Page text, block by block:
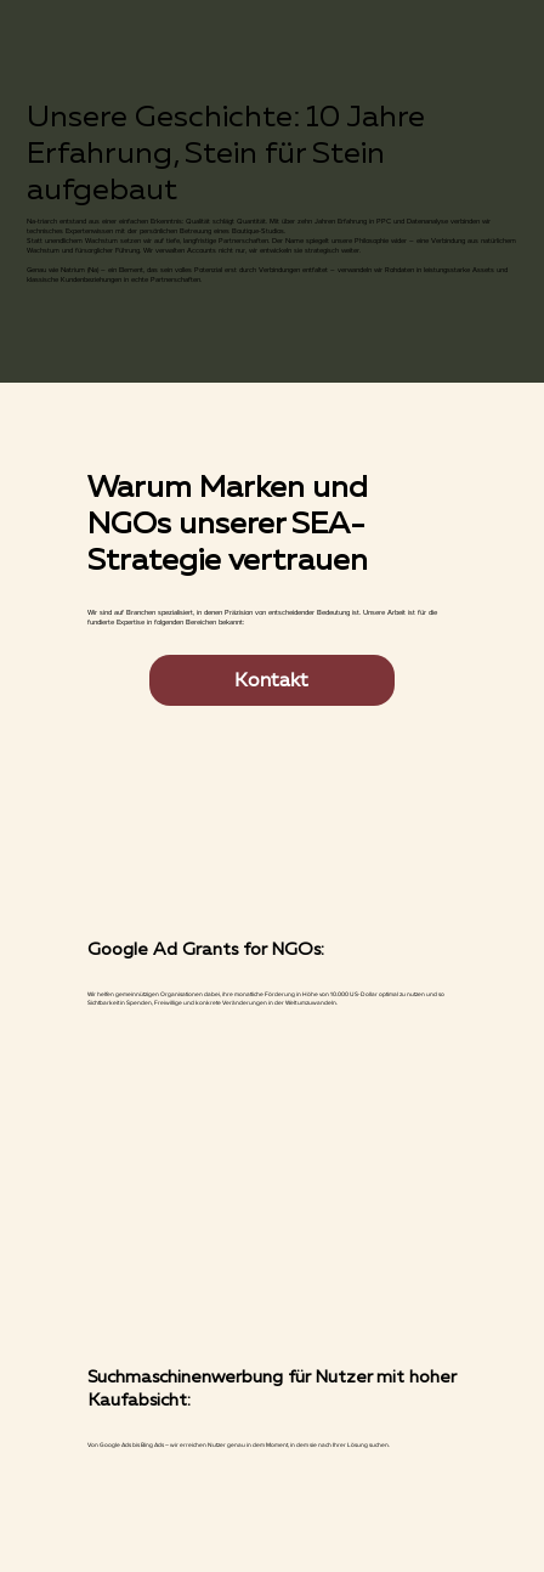
Unsere Geschichte: 10 Jahre
Erfahrung, Stein für Stein
aufgebaut
Na-triarch entstand aus einer einfachen Erkenntnis: Qualität schlägt Quantität. Mit über zehn Jahren Erfahrung in PPC und Datenanalyse verbinden wir
technisches Expertenwissen mit der persönlichen Betreuung eines Boutique-Studios.
Statt unendlichem Wachstum setzen wir auf tiefe, langfristige Partnerschaften. Der Name spiegelt unsere Philosophie wider – eine Verbindung aus natürlichem
Wachstum und fürsorglicher Führung. Wir verwalten Accounts nicht nur, wir entwickeln sie strategisch weiter.
Genau wie Natrium (Na) – ein Element, das sein volles Potenzial erst durch Verbindungen entfaltet – verwandeln wir Rohdaten in leistungsstarke Assets und
klassische Kundenbeziehungen in echte Partnerschaften.
Warum Marken und
NGOs unserer SEA-
Strategie vertrauen
Wir sind auf Branchen spezialisiert, in denen Präzision von entscheidender Bedeutung ist. Unsere Arbeit ist für die
fundierte Expertise in folgenden Bereichen bekannt:
Kontakt
Google Ad Grants for NGOs:
Wir helfen gemeinnützigen Organisationen dabei, ihre monatliche Förderung in Höhe von 10.000 US-Dollar optimal zu nutzen und so
Sichtbarkeit in Spenden, Freiwillige und konkrete Veränderungen in der Welt umzuwandeln.
Suchmaschinenwerbung für Nutzer mit hoher
Kaufabsicht:
Von Google Ads bis Bing Ads – wir erreichen Nutzer genau in dem Moment, in dem sie nach Ihrer Lösung suchen.